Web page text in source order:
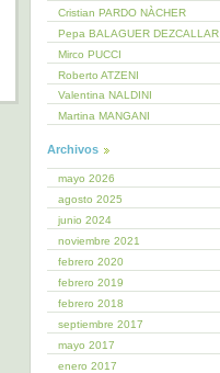
Cristian PARDO NÀCHER
Pepa BALAGUER DEZCALLAR
Mirco PUCCI
Roberto ATZENI
Valentina NALDINI
Martina MANGANI
Archivos
mayo 2026
agosto 2025
junio 2024
noviembre 2021
febrero 2020
febrero 2019
febrero 2018
septiembre 2017
mayo 2017
enero 2017